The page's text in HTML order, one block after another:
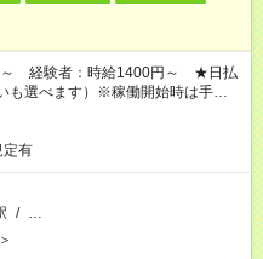
～ 経験者：時給1400円～ ★日払
も選べます）※稼働開始時は手続き
す。
有
/ …